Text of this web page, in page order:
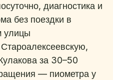
диагностика и
без поездки в
улицы
за 30–50
— пиометра у